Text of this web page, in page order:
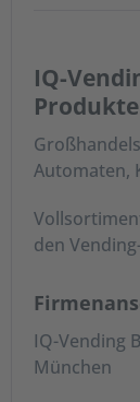
IQ-
Automaten,
den
IQ-Vending
München